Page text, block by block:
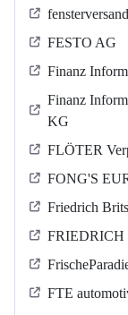
FESTO AG
Finanz
Finanz
KG
FLÖTER
FONG'S
Friedrich
FRIEDRICH
FTE